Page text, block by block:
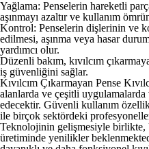
Yağlama: Penselerin hareketli
aşınmayı azaltır ve kullanım
Kontrol: Penselerin dişlerinin ve
edilmesi, aşınma veya hasar
yardımcı olur.
Düzenli bakım, kıvılcım
iş güvenliğini sağlar.
Kıvılcım Çıkarmayan Pense
alanlarda ve çeşitli
edecektir. Güvenli kullanım
ile birçok sektördeki
Teknolojinin gelişmesiyle birlikte,
üretiminde yenilikler